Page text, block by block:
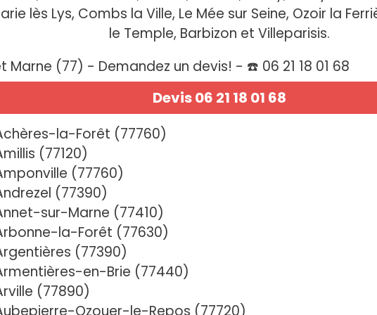
lès Lys, Combs la Ville, Le Mée sur Seine, Ozoir la
le Temple, Barbizon et Villeparisis.
Marne (77) - Demandez un devis! - ☎️ 06 21 18 01 68
Devis 06 21 18 01 68
la-Forêt (77760)
(77120)
(77760)
(77390)
sur-Marne (77410)
la-Forêt (77630)
(77390)
en-Brie (77440)
(77890)
Ozouer-le-Repos (77720)